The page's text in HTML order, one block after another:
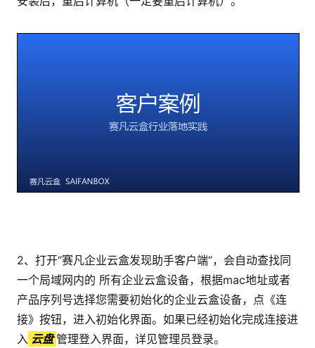
2、打开“赛凡企业云盒发现助手客户端”，会自动查找同
一个局域网内的 所有企业云盒设备，根据mac地址或者
产品序列号选择您需要初始化的企业云盒设备，点《连
接》按钮，进入初始化界面。如果已经初始化完成连接进
入 云盘 管理登入界面，详见管理员登录。